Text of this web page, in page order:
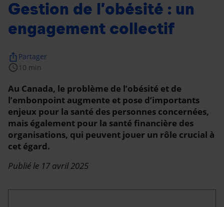
Gestion de l’obésité : un
engagement collectif
schedule 10 min
ios_share Partager
Au Canada, le problème de l’obésité et de
l’embonpoint augmente et pose d’importants
enjeux pour la santé des personnes concernées,
mais également pour la santé financière des
organisations, qui peuvent jouer un rôle crucial à
cet égard.
Publié le 17 avril 2025